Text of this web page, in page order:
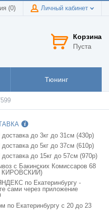
(0) Личный кабинет
Корзина
Пуста
Тюнинг
до 3кг до 31см (430р)
до 5кг до 37см (610р)
до 15кг до 57см (970р)
с Бакинских Комиссаров 68
КИРОВСКИЙ)
по Екатеринбургу -
сами через приложение
по Екатеринбургу с 20 до 23